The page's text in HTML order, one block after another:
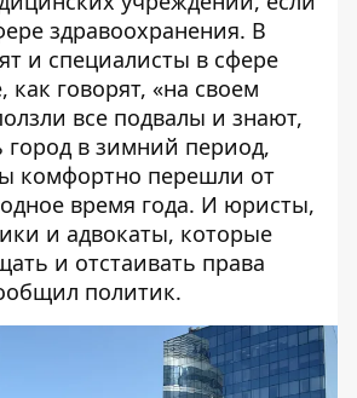
здравоохранения. В
и специалисты в сфере
говорят, «на своем
все подвалы и знают,
город в зимний период,
комфортно перешли от
время года. И юристы,
и адвокаты, которые
и отстаивать права
политик.